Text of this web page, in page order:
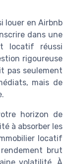
louer en Airbnb
dans une
locatif réussi
rigoureuse
pas seulement
mais de
horizon de
à absorber les
locatif
brut